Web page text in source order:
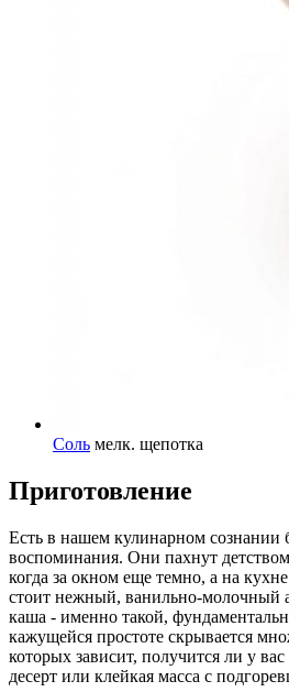
Соль мелк. щепотка
Приготовление
Есть в нашем кулинарном сознании
воспоминания. Они пахнут
когда за окном еще темно, а на
стоит нежный, ванильно-молочный
каша - именно такой,
кажущейся простоте скрывается
которых зависит, получится ли у
десерт или клейкая масса с